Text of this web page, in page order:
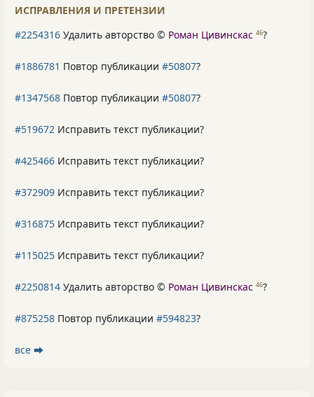
ИСПРАВЛЕНИЯ И ПРЕТЕНЗИИ
#2254316 Удалить авторство © Роман Цивинскас 46?
#1886781 Повтор публикации #50807?
#1347568 Повтор публикации #50807?
#519672 Исправить текст публикации?
#425466 Исправить текст публикации?
#372909 Исправить текст публикации?
#316875 Исправить текст публикации?
#115025 Исправить текст публикации?
#2250814 Удалить авторство © Роман Цивинскас 46?
#875258 Повтор публикации #594823?
все ⮕